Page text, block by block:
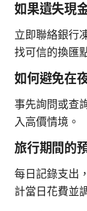
如果遺失現
立即聯絡銀行
找可信的換匯
如何避免在
事先詢問或查
入高價情境。
旅行期間的
每日記錄支出
計當日花費並